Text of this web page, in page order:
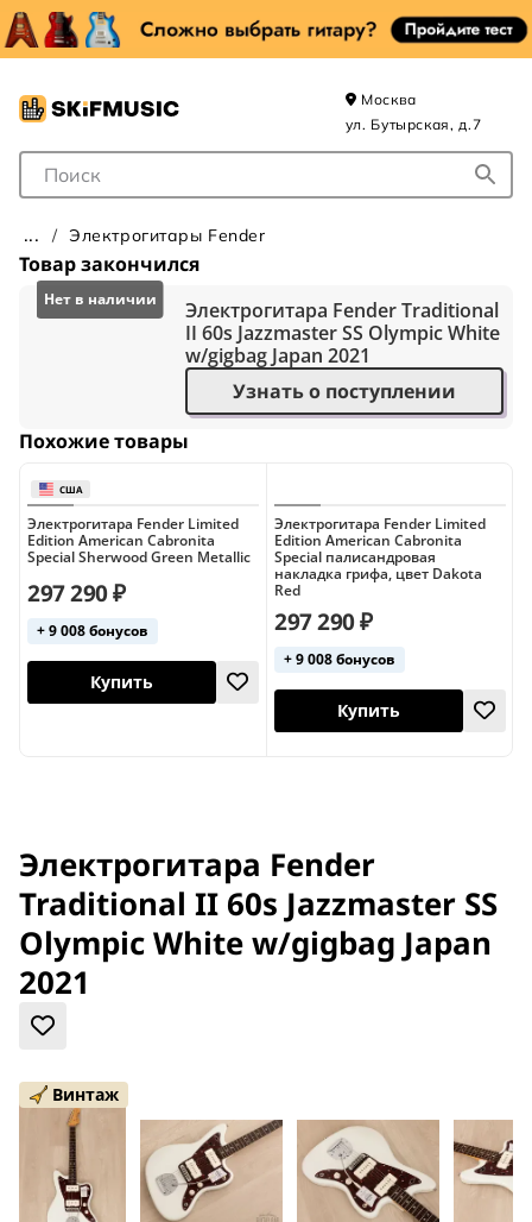
Поле для Поиска
Москва
ул. Бутырская, д.7
Электрогитары Fender
Товар закончился
Электрогитара Fender Traditional
II 60s Jazzmaster SS Olympic White
w/gigbag Japan 2021
Узнать о поступлении
Похожие товары
Электрогитара Fender Limited
Edition American Cabronita
Special Sherwood Green Metallic
США
297 290 ₽
+ 9 008 бонусов
Электрогитара Fender Limited
Edition American Cabronita
Special палисандровая
накладка грифа, цвет Dakota
Red
297 290 ₽
+ 9 008 бонусов
Электрогитара Fender
Traditional II 60s Jazzmaster SS
Olympic White w/gigbag Japan
2021
Винтаж